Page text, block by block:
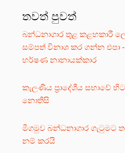
තවත් පුවත්
බන්ධනාගාර තුළ කළහකාරී
සම්පත් විනාශ කර ගන්න එපා
හර්ෂණ නානායක්කාර
කැලණිය ප්‍රාදේශීය සභාවේ
නොතීසි
මීගමුව බන්ධනාගාර ගැටුමට
නම් කරයි